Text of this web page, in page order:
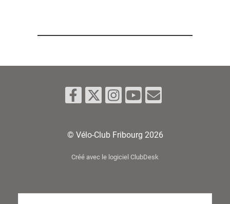
© Vélo-Club Fribourg 2026
Créé avec le logiciel ClubDesk